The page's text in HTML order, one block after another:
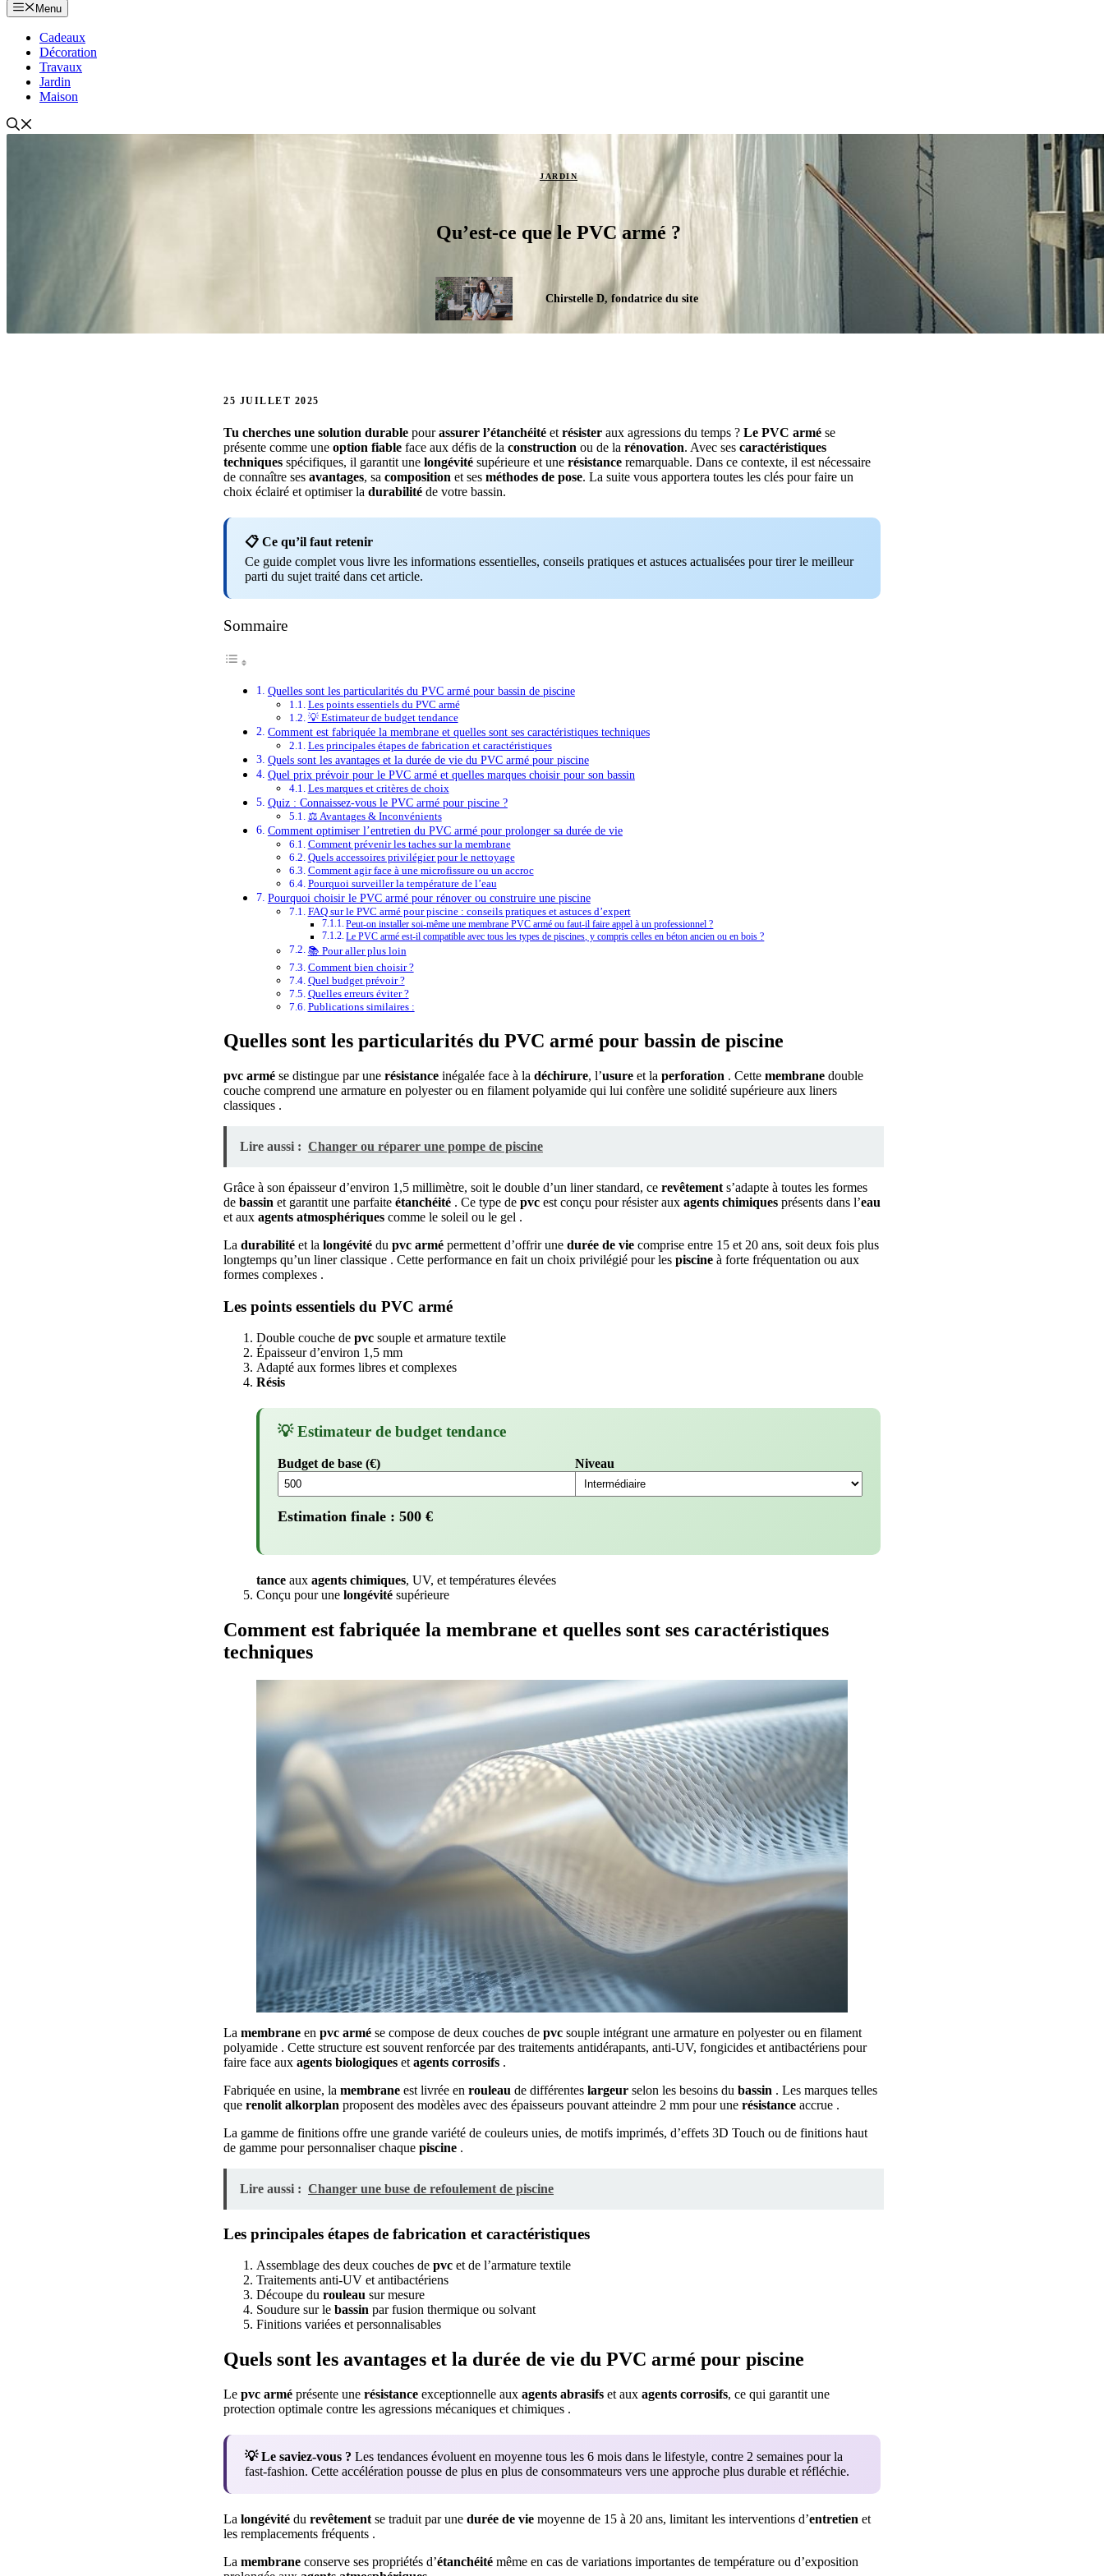
Menu
Cadeaux
Décoration
Travaux
Jardin
Maison
JARDIN
Qu’est-ce que le PVC armé ?
Chirstelle D, fondatrice du site
25 JUILLET 2025
Tu cherches une solution durable pourassurer l’étanchéité et résister aux agressions du temps ? Le PVC armé se
présente comme une option fiable face aux défis de la construction ou de la rénovation. Avec ses caractéristiques
techniques spécifiques, il garantit une longévité supérieure et une résistance remarquable. Dans ce contexte, il est nécessaire
de connaître ses avantages, sa composition et ses méthodes de pose. La suite vous apportera toutes les clés pour faire un
choix éclairé et optimiser la durabilité de votre bassin.
📋 Ce qu’il faut retenir
Ce guide complet vous livre les informations essentielles, conseils pratiques et astuces actualisées pour tirer le meilleur
parti du sujet traité dans cet article.
Sommaire
Quelles sont les particularités du PVC armé pour bassin de piscine
Les points essentiels du PVC armé
💡 Estimateur de budget tendance
Comment est fabriquée la membrane et quelles sont ses caractéristiques techniques
Les principales étapes de fabrication et caractéristiques
Quels sont les avantages et la durée de vie du PVC armé pour piscine
Quel prix prévoir pour le PVC armé et quelles marques choisir pour son bassin
Les marques et critères de choix
Quiz : Connaissez-vous le PVC armé pour piscine ?
⚖️ Avantages & Inconvénients
Comment optimiser l’entretien du PVC armé pour prolonger sa durée de vie
Comment prévenir les taches sur la membrane
Quels accessoires privilégier pour le nettoyage
Comment agir face à une microfissure ou un accroc
Pourquoi surveiller la température de l’eau
Pourquoi choisir le PVC armé pour rénover ou construire une piscine
FAQ sur le PVC armé pour piscine : conseils pratiques et astuces d’expert
Peut-on installer soi-même une membrane PVC armé ou faut-il faire appel à un professionnel ?
Le PVC armé est-il compatible avec tous les types de piscines, y compris celles en béton ancien ou en bois ?
📚 Pour aller plus loin
Comment bien choisir ?
Quel budget prévoir ?
Quelles erreurs éviter ?
Publications similaires :
Quelles sont les particularités du PVC armé pour bassin de piscine
pvc armé se distingue par une résistance inégalée face à la déchirure, l’usure et la perforation . Cette membrane double
couche comprend une armature en polyester ou en filament polyamide qui lui confère une solidité supérieure aux liners
classiques .
Lire aussi : Changer ou réparer une pompe de piscine
Grâce à son épaisseur d’environ 1,5 millimètre, soit le double d’un liner standard, ce revêtement s’adapte à toutes les formes
de bassin et garantit une parfaite étanchéité . Ce type de pvc est conçu pour résister aux agents chimiques présents dans l’eau
et aux agents atmosphériques comme le soleil ou le gel .
La durabilité et la longévité du pvc armé permettent d’offrir une durée de vie comprise entre 15 et 20 ans, soit deux fois plus
longtemps qu’un liner classique . Cette performance en fait un choix privilégié pour les piscine à forte fréquentation ou aux
formes complexes .
Les points essentiels du PVC armé
Double couche de pvc souple et armature textile
Épaisseur d’environ 1,5 mm
Adapté aux formes libres et complexes
Résis
💡 Estimateur de budget tendance
Budget de base (€) Niveau
Estimation finale : 500 €
tance aux agents chimiques, UV, et températures élevées
Conçu pour une longévité supérieure
Comment est fabriquée la membrane et quelles sont ses caractéristiques
techniques
La membrane en pvc armé se compose de deux couches de pvc souple intégrant une armature en polyester ou en filament
polyamide . Cette structure est souvent renforcée par des traitements antidérapants, anti-UV, fongicides et antibactériens pour
faire face aux agents biologiques et agents corrosifs .
Fabriquée en usine, la membrane est livrée en rouleau de différentes largeur selon les besoins du bassin . Les marques telles
que renolit alkorplan proposent des modèles avec des épaisseurs pouvant atteindre 2 mm pour une résistance accrue .
La gamme de finitions offre une grande variété de couleurs unies, de motifs imprimés, d’effets 3D Touch ou de finitions haut
de gamme pour personnaliser chaque piscine .
Lire aussi : Changer une buse de refoulement de piscine
Les principales étapes de fabrication et caractéristiques
Assemblage des deux couches de pvc et de l’armature textile
Traitements anti-UV et antibactériens
Découpe du rouleau sur mesure
Soudure sur le bassin par fusion thermique ou solvant
Finitions variées et personnalisables
Quels sont les avantages et la durée de vie du PVC armé pour piscine
Le pvc armé présente une résistance exceptionnelle aux agents abrasifs et aux agents corrosifs, ce qui garantit une
protection optimale contre les agressions mécaniques et chimiques .
💡 Le saviez-vous ? Les tendances évoluent en moyenne tous les 6 mois dans le lifestyle, contre 2 semaines pour la
fast-fashion. Cette accélération pousse de plus en plus de consommateurs vers une approche plus durable et réfléchie.
La longévité du revêtement se traduit par une durée de vie moyenne de 15 à 20 ans, limitant les interventions d’entretien et
les remplacements fréquents .
La membrane conserve ses propriétés d’étanchéité même en cas de variations importantes de température ou d’exposition